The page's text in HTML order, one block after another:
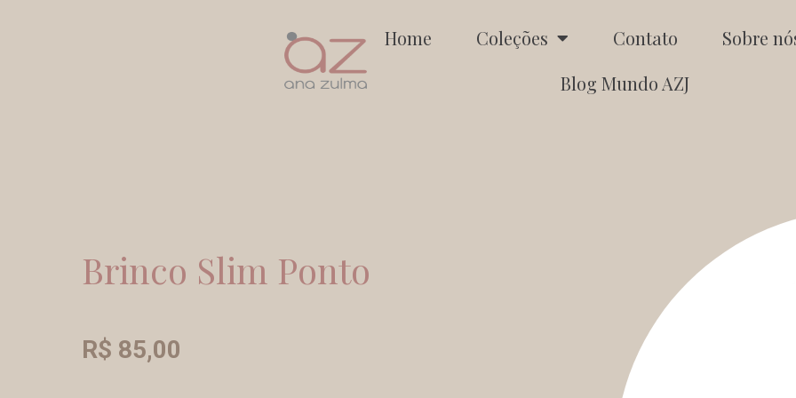
Home Coleções Contato
Sobre
Blog Mundo AZJ
Brinco Slim Ponto
R$ 85,00